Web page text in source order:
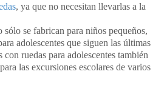
, ya que no necesitan llevarlas a la
sólo se fabrican para niños pequeños,
adolescentes que siguen las últimas
con ruedas para adolescentes también
las excursiones escolares de varios